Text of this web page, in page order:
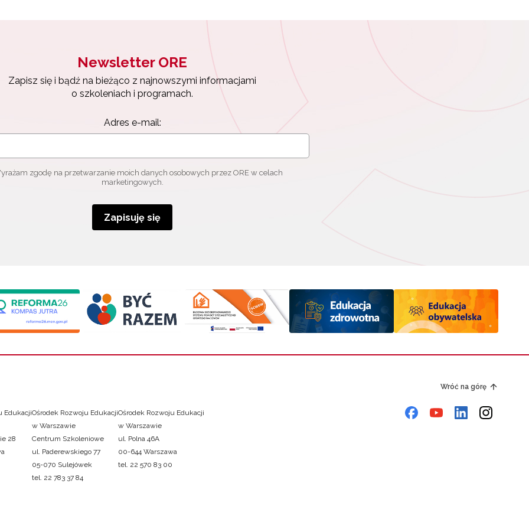
Newsletter ORE
Zapisz się i bądź na bieżąco z najnowszymi informacjami
o szkoleniach i programach.
Adres e-mail:
zgodę na przetwarzanie moich danych osobowych przez ORE w celach
marketingowych.
Zapisuję się
Wróć na górę
Edukacji
28
Ośrodek Rozwoju Edukacji
w Warszawie
Centrum Szkoleniowe
ul. Paderewskiego 77
05-070 Sulejówek
tel. 22 783 37 84
Ośrodek Rozwoju Edukacji
w Warszawie
ul. Polna 46A
00-644 Warszawa
tel. 22 570 83 00